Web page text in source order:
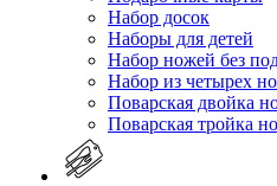
Набор досок
Наборы для детей
Набор ножей без
Набор из четырех
Поварская двойка
Поварская тройка